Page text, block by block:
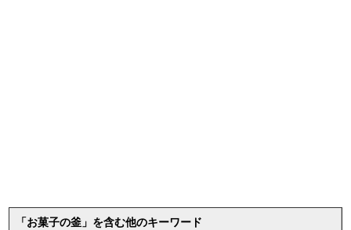
「お菓子の釜」を含む他のキーワード